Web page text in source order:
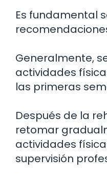
Es fundamental
Generalmente,
actividades
las primeras
Después de la
retomar
actividades
supervisión